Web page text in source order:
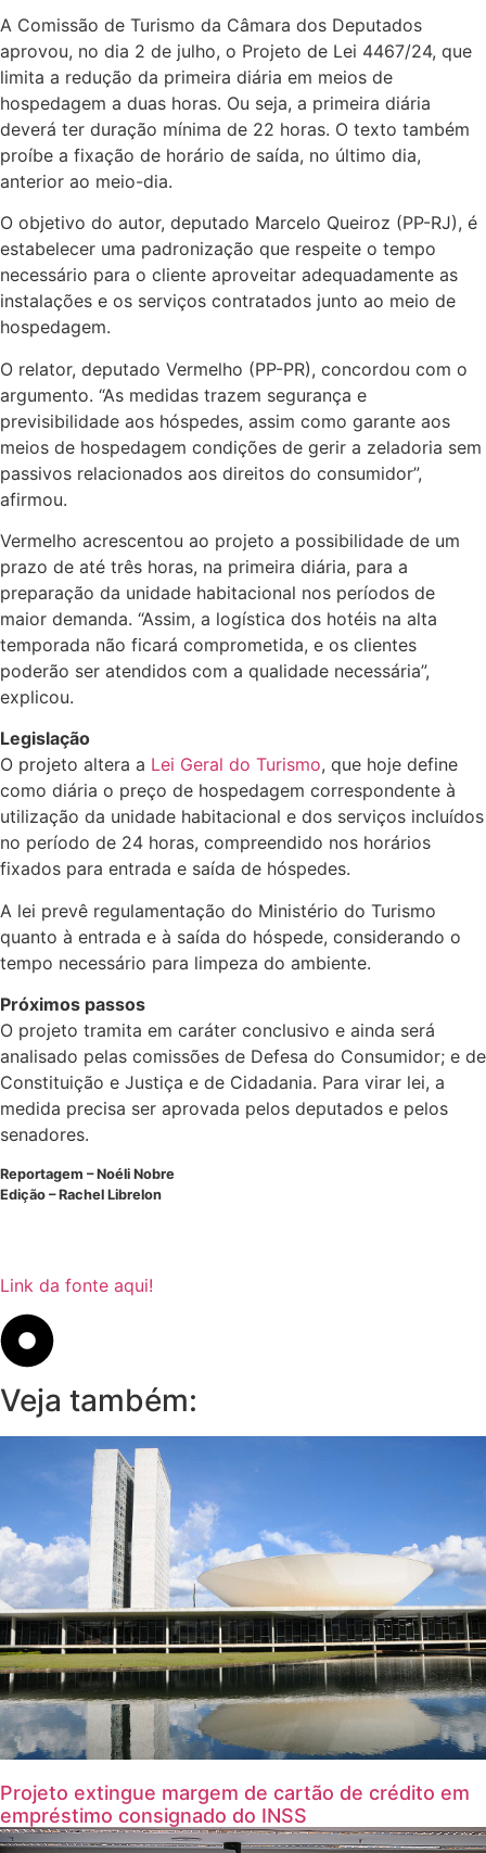
A Comissão de Turismo da Câmara dos Deputados
aprovou, no dia 2 de julho, o Projeto de Lei 4467/24, que
limita a redução da primeira diária em meios de
hospedagem a duas horas. Ou seja, a primeira diária
deverá ter duração mínima de 22 horas. O texto também
proíbe a fixação de horário de saída, no último dia,
anterior ao meio-dia.
O objetivo do autor, deputado Marcelo Queiroz (PP-RJ), é
estabelecer uma padronização que respeite o tempo
necessário para o cliente aproveitar adequadamente as
instalações e os serviços contratados junto ao meio de
hospedagem.
O relator, deputado Vermelho (PP-PR), concordou com o
argumento. “As medidas trazem segurança e
previsibilidade aos hóspedes, assim como garante aos
meios de hospedagem condições de gerir a zeladoria sem
passivos relacionados aos direitos do consumidor”,
afirmou.
Vermelho acrescentou ao projeto a possibilidade de um
prazo de até três horas, na primeira diária, para a
preparação da unidade habitacional nos períodos de
maior demanda. “Assim, a logística dos hotéis na alta
temporada não ficará comprometida, e os clientes
poderão ser atendidos com a qualidade necessária”,
explicou.
Legislação
O projeto altera a Lei Geral do Turismo, que hoje define
como diária o preço de hospedagem correspondente à
utilização da unidade habitacional e dos serviços incluídos
no período de 24 horas, compreendido nos horários
fixados para entrada e saída de hóspedes.
A lei prevê regulamentação do Ministério do Turismo
quanto à entrada e à saída do hóspede, considerando o
tempo necessário para limpeza do ambiente.
Próximos passos
O projeto tramita em caráter conclusivo e ainda será
analisado pelas comissões de Defesa do Consumidor; e de
Constituição e Justiça e de Cidadania. Para virar lei, a
medida precisa ser aprovada pelos deputados e pelos
senadores.
Reportagem – Noéli Nobre
Edição – Rachel Librelon
Link da fonte aqui!
Veja também:
Projeto extingue margem de cartão de crédito em
empréstimo consignado do INSS